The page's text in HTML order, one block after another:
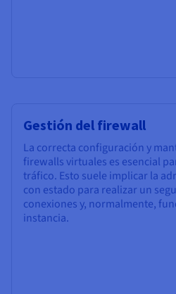
Gestión del firewall
La correcta configuración y
firewalls virtuales es esencial
tráfico. Esto suele implicar la
con estado para realizar un
conexiones y, normalmente,
instancia.